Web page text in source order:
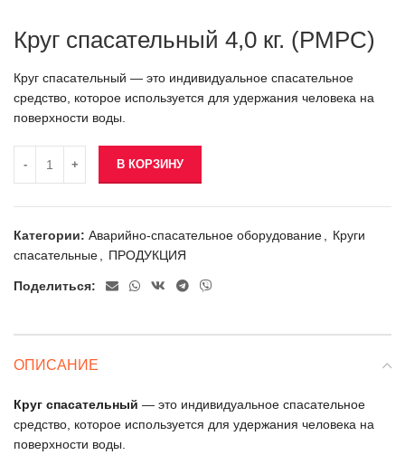
Круг спасательный 4,0 кг. (РМРС)
Круг спасательный — это индивидуальное спасательное
средство, которое используется для удержания человека на
поверхности воды.
В КОРЗИНУ
Категории: Аварийно-спасательное оборудование
Круги
спасательные
ПРОДУКЦИЯ
Поделиться:
ОПИСАНИЕ
Круг спасательный — это индивидуальное спасательное
средство, которое используется для удержания человека на
поверхности воды.